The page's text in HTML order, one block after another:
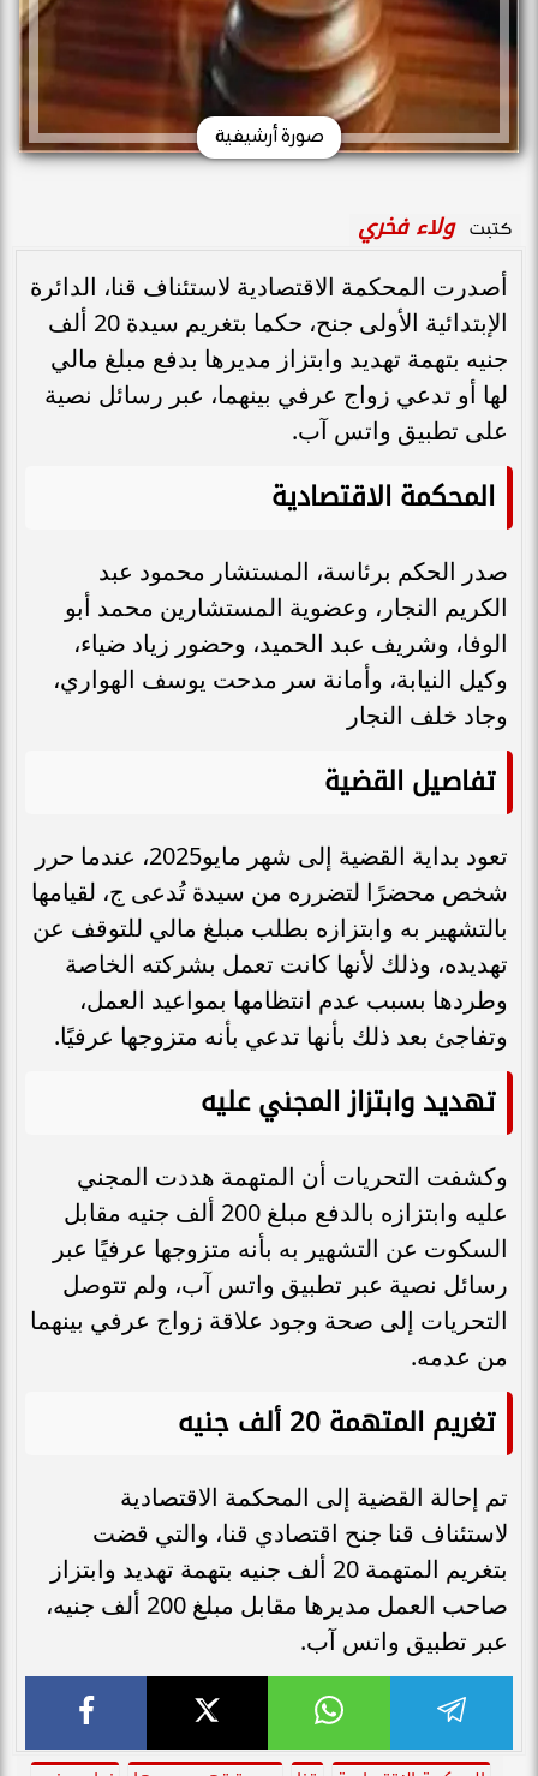
صورة أرشيفية
كتبت ولاء فخري
أصدرت المحكمة الاقتصادية لاستئناف قنا، الدائرة
الإبتدائية الأولى جنح، حكما بتغريم سيدة 20 ألف
جنيه بتهمة تهديد وابتزاز مديرها بدفع مبلغ مالي
لها أو تدعي زواج عرفي بينهما، عبر رسائل نصية
على تطبيق واتس آب.
المحكمة الاقتصادية
صدر الحكم برئاسة، المستشار محمود عبد
الكريم النجار، وعضوية المستشارين محمد أبو
الوفا، وشريف عبد الحميد، وحضور زياد ضياء،
وكيل النيابة، وأمانة سر مدحت يوسف الهواري،
وجاد خلف النجار
تفاصيل القضية
تعود بداية القضية إلى شهر مايو2025، عندما حرر
شخص محضرًا لتضرره من سيدة تُدعى ج، لقيامها
بالتشهير به وابتزازه بطلب مبلغ مالي للتوقف عن
تهديده، وذلك لأنها كانت تعمل بشركته الخاصة
وطردها بسبب عدم انتظامها بمواعيد العمل،
وتفاجئ بعد ذلك بأنها تدعي بأنه متزوجها عرفيًا.
تهديد وابتزاز المجني عليه
وكشفت التحريات أن المتهمة هددت المجني
عليه وابتزازه بالدفع مبلغ 200 ألف جنيه مقابل
السكوت عن التشهير به بأنه متزوجها عرفيًا عبر
رسائل نصية عبر تطبيق واتس آب، ولم تتوصل
التحريات إلى صحة وجود علاقة زواج عرفي بينهما
من عدمه.
تغريم المتهمة 20 ألف جنيه
تم إحالة القضية إلى المحكمة الاقتصادية
لاستئناف قنا جنح اقتصادي قنا، والتي قضت
بتغريم المتهمة 20 ألف جنيه بتهمة تهديد وابتزاز
صاحب العمل مديرها مقابل مبلغ 200 ألف جنيه،
عبر تطبيق واتس آب.